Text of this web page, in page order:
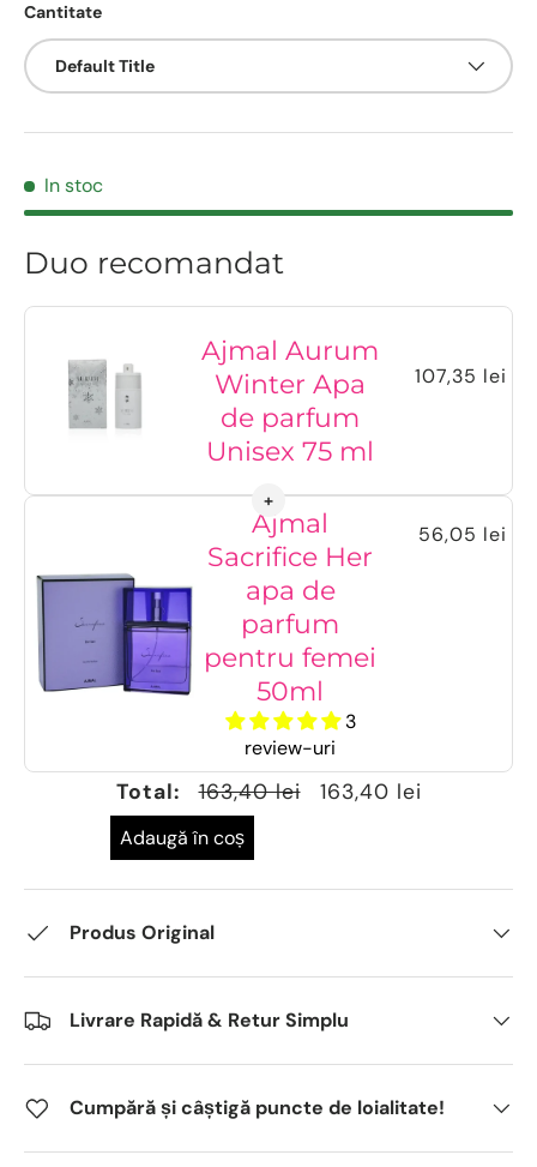
Cantitate
Default Title
In stoc
Duo recomandat
Ajmal Aurum
Winter Apa
de parfum
Unisex 75 ml
107,35 lei
Ajmal
Sacrifice Her
apa de
parfum
pentru femei
50ml
3
review-uri
56,05 lei
Total: 163,40 lei 163,40 lei
Adaugă în coș
Produs Original
Livrare Rapidă & Retur Simplu
Cumpără și câștigă puncte de loialitate!